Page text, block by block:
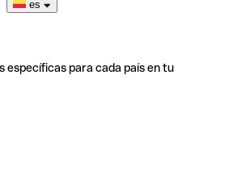
es
específicas para cada país en tu